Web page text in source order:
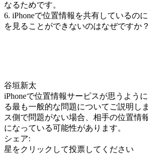
なるためです。
6. iPhoneで位置情報を共有しているの
を見ることができないのはなぜですか？
谷垣新太
iPhoneで位置情報サービスが思うよう
る最も一般的な問題についてご説明し
ス側で問題がない場合、相手の位置情
になっている可能性があります。
シェア:
星をクリックして投票してください